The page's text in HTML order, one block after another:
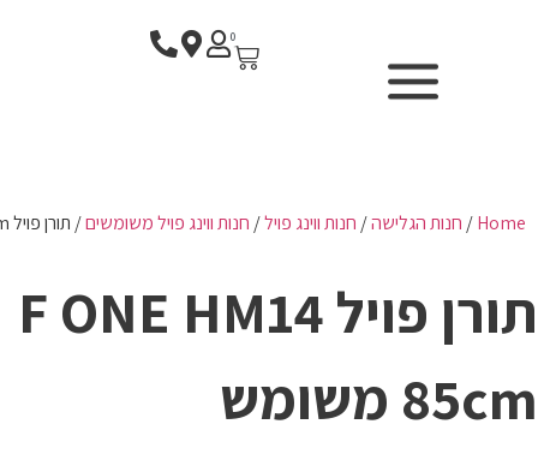
SURF CENTER - בית ספר
לגלישה
חנות הגלישה
WIND & CAMERA
0
Home
/ חנות הגלישה/ חנות ווינג פויל/ חנות ווינג פויל משומשים/ תורן פויל F ONE HM14 85cm משומש
תורן פויל F ONE HM14
85cm משומש